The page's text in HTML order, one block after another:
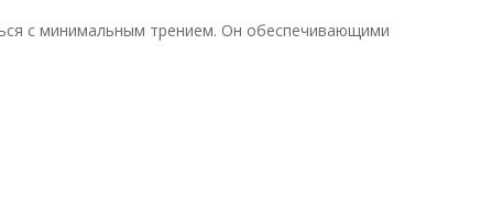
с минимальным трением. Он обеспечивающими